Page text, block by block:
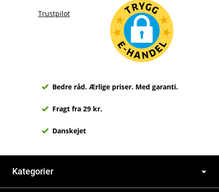
Trustpilot
Bedre råd. Ærlige priser. Med garanti.
Fragt fra 29 kr.
Danskejet
Kategorier